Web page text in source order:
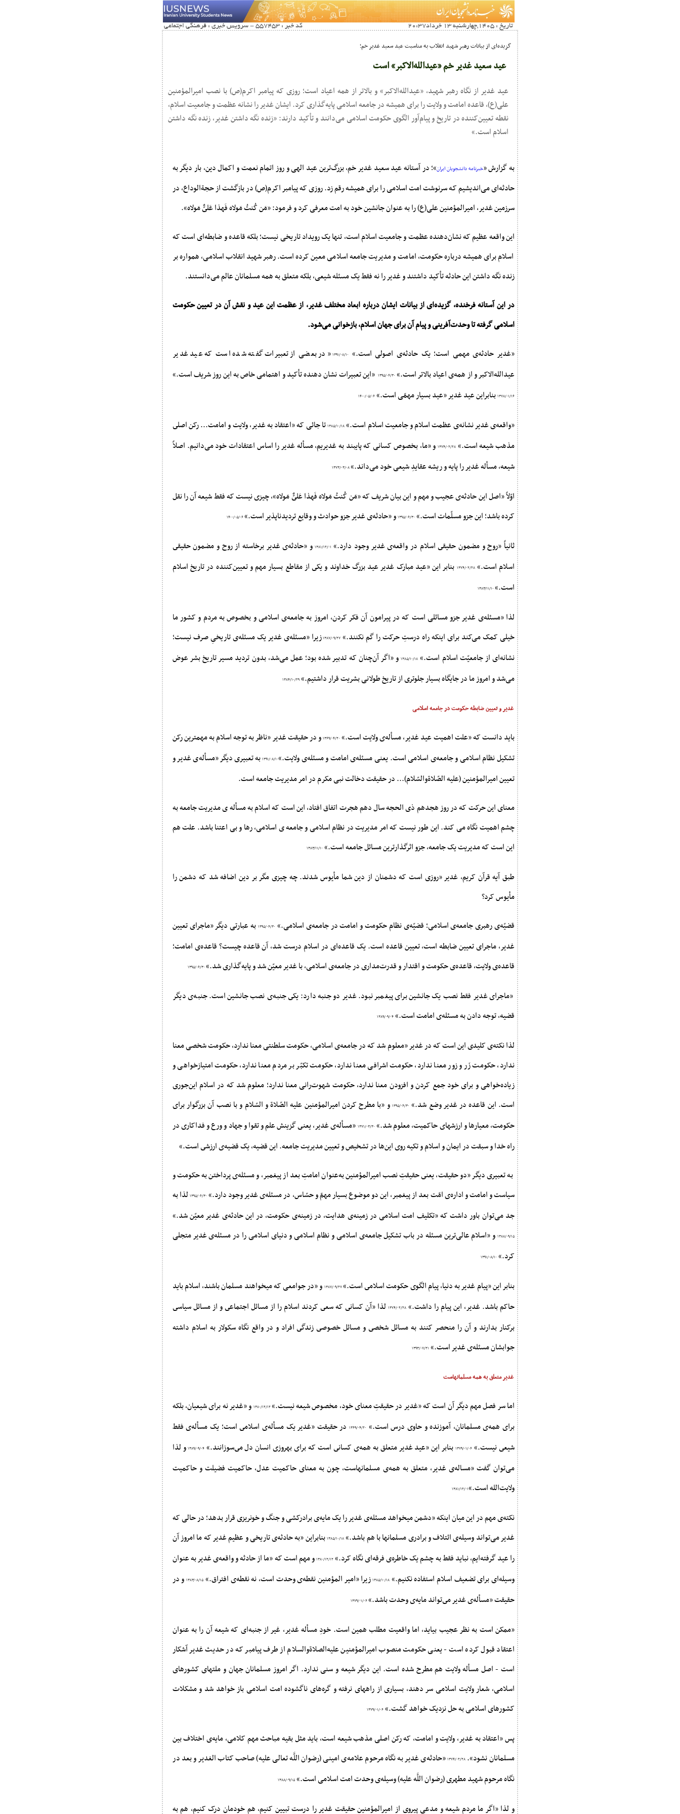
تاریخ : 1405,چهارشنبه 13 خرداد20:37 کد خبر : 557453 - سرویس خبری : فرهنگی اجتماعی
گزیده‌ای از بیانات رهبر شهید انقلاب به مناسبت عید سعید غدیر خم؛
عید سعید غدیر خم «عیدالله‌الاکبر» است
عید غدیر از نگاه رهبر شهید، «عیدالله‌الاکبر» و بالاتر از همه اعیاد است؛ روزی که پیامبر اکرم(ص) با نصب امیرالمؤمنین
علی(ع)، قاعده امامت و ولایت را برای همیشه در جامعه اسلامی پایه‌گذاری کرد. ایشان غدیر را نشانه عظمت و جامعیت اسلام،
نقطه تعیین‌کننده در تاریخ و پیام‌آور الگوی حکومت اسلامی می‌دانند و تأکید دارند: «زنده نگه داشتن غدیر، زنده نگه داشتن
اسلام است.»
به گزارش «خبرنامه دانشجویان ایران»؛ در آستانه عید سعید غدیر خم، بزرگ‌ترین عید الهی و روز اتمام نعمت و اکمال دین، بار دیگر به
حادثه‌ای می‌اندیشیم که سرنوشت امت اسلامی را برای همیشه رقم زد. روزی که پیامبر اکرم(ص) در بازگشت از حجةالوداع، در
سرزمین غدیر، امیرالمؤمنین علی(ع) را به عنوان جانشین خود به امت معرفی کرد و فرمود: «مَن کُنتُ مَولاه فَهذا عَلىٌّ مَولاه».
این واقعه عظیم که نشان‌دهنده عظمت و جامعیت اسلام است، تنها یک رویداد تاریخی نیست؛ بلکه قاعده و ضابطه‌ای است که
اسلام برای همیشه درباره حکومت، امامت و مدیریت جامعه اسلامی معین کرده است. رهبر شهید انقلاب اسلامی، همواره بر
زنده نگه داشتن این حادثه تأکید داشتند و غدیر را نه فقط یک مسئله شیعی، بلکه متعلق به همه مسلمانان عالم می‌دانستند.
در این آستانه فرخنده، گزیده‌ای از بیانات ایشان درباره ابعاد مختلف غدیر، از عظمت این عید و نقش آن در تعیین حکومت
اسلامی گرفته تا وحدت‌آفرینی و پیام آن برای جهان اسلام، بازخوانی می‌شود.
«غدیر حادثه‌ی مهمی است؛ یک حادثه‌ی اصولی است.» ۱۳۹۱/۰۸/۱۰«در بعضی از تعبیرات گفته شده است که عید غدیر
عیدالله‌الاکبر و از همه‌ی اعیاد بالاتر است.»
«این تعبیرات نشان دهنده تأکید و اهتمامی خاص به این روز شریف است.»
۱۳۷۸/۰۱/۱۶ بنابراین عید غدیر «عید بسیار مهمّی است.» ۱۴۰۰/۰۵/۰۶
«واقعه‌ی غدیر نشانه‌ی عظمت اسلام و جامعیت اسلام است.» ۱۳۸۵/۱۰/۱۸تا جائی که «اعتقاد به غدیر، ولایت و امامت... رکن اصلى
مذهب شیعه است.»۱۳۷۴/۰۲/۲۸ و «ما، بخصوص کسانی که پایبند به غدیریم، مسأله غدیر را اساس اعتقادات خود می‌دانیم. اصلاً
شیعه، مسأله غدیر را پایه و ریشه عقایدِ شیعی خود می‌داند.»
اوّلاً «اصل این حادثه‌ى عجیب و مهم و این بیان شریف که «مَن کُنتُ مَولاه فَهذا عَلىٌّ مَولاه»، چیزى نیست که فقط شیعه آن را نقل
کرده باشد؛ این جزو مسلّمات است.» ۱۳۹۵/۰۶/۳۰ و «حادثه‌ی غدیر جزو حوادث و وقایع تردید‌ناپذیر است.»
ثانیاً «روح و مضمون حقیقى اسلام در واقعه‌ى غدیر وجود دارد.» ۱۳۸۱/۱۲/۰۱ و «حادثه‌ى غدیر برخاسته از روح و مضمون حقیقى
اسلام است.»۱۳۷۴/۰۲/۲۸ بنابر این «عید مبارک غدیر عید بزرگ خداوند و یکى از مقاطع بسیار مهم و تعیین‌کننده در تاریخ اسلام
است.»
لذا «مسئله‌‌ی غدیر جزو مسائلی است که در پیرامون آن فکر کردن، امروز به جامعه‌ی اسلامی و بخصوص به مردم و کشور ما
خیلی کمک می‌کند برای اینکه راه درستِ حرکت را گم نکنند.» ۱۳۸۷/۰۹/۲۷ زیرا «مسئله‌ی غدیر یک مسئله‌ی تاریخیِ صرف نیست؛
نشانه‌ای از جامعیّت اسلام است.» ۱۳۸۵/۱۰/۱۸و «اگر آن‌چنان که تدبیر شده بود؛ عمل می‌شد، بدون تردید مسیر تاریخ بشر عوض
می‌شد و امروز ما در جایگاه بسیار جلوتری از تاریخ طولانی بشریت قرار داشتیم.» ۱۳۸۴/۱۰/۲۹
غدیر و تعیین ضابطه حکومت در جامعه اسلامی
باید دانست که «علت اهمیت عید غدیر، مسأله‌ى ولایت است.» ۱۳۶۹/۰۴/۲۰ و در حقیقت غدیر «ناظر به توجه اسلام به مهمترین رکن
تشکیل نظام اسلامی و جامعه‌ی اسلامی است. یعنی مسئله‌ی امامت و مسئله‌ی ولایت.»۱۳۹۱/۰۸/۱۰به تعبیری دیگر «مسأله‌ی غدیر و
تعیین امیرالمؤمنین (علیه الصّلاةوالسّلام)... در حقیقت دخالت نبی مکرم در امر مدیریت جامعه است.
معنای این حرکت که در روز هجدهم ذی الحجه سال دهم هجرت اتفاق افتاد، این است که اسلام به مسأله ی مدیریت جامعه به
چشم اهمیت نگاه می کند. این طور نیست که امر مدیریت در نظام اسلامی و جامعه ی اسلامی، رها و بی اعتنا باشد. علت هم
این است که مدیریت یک جامعه، جزو اثرگذارترین مسائل جامعه است.» ۱۳۸۳/۱۱/۱۰
طبق آیه قرآن کریم، غدیر «روزی است که دشمنان از دین شما مأیوس شدند. چه چیزی مگر بر دین اضافه شد که دشمن را
مأیوس کرد؟
قضیّه‌ی رهبری جامعه‌ی اسلامی؛ قضیّه‌ی نظام حکومت و امامت در جامعه‌ی اسلامی.» ۱۳۹۵/۰۶/۳۰ به عبارتی دیگر «ماجرای تعیین
غدیر، ماجرای تعیین ضابطه است، تعیین قاعده است. یک قاعده‌ای در اسلام درست شد، آن قاعده چیست؟ قاعده‌ی امامت؛
قاعده‌ی ولایت، قاعده‌ی حکومت و اقتدار و قدرت‌مداری در جامعه‌ی اسلامی، با غدیر معیّن شد و پایه‌گذاری شد.»
«ماجراى غدیر فقط نصب یک جانشین براى پیغمبر نبود. غدیر دو جنبه دارد: یکى جنبه‌ى نصب جانشین است. جنبه‌ى دیگر
قضیه، توجه دادن به مسئله‌ى امامت است.» ۱۳۸۹/۰۹/۰۴
لذا نکته‌ی کلیدی این است که در غدیر «معلوم شد که در جامعه‌ی اسلامی، حکومت سلطنتی معنا ندارد، حکومت شخصی معنا
ندارد، حکومت زَر و زور معنا ندارد، حکومت اشرافی معنا ندارد، حکومت تکبّر بر مردم معنا ندارد، حکومت امتیازخواهی و
زیاده‌خواهی و برای خود جمع کردن و افزودن معنا ندارد، حکومت شهوت‌رانی معنا ندارد؛ معلوم شد که در اسلام این‌جوری
است. این قاعده در غدیر وضع شد.» ۱۳۹۵/۰۶/۳۰و «با مطرح کردن امیرالمؤمنین علیه الصّلاة و السّلام و با نصب آن بزرگوار براى
حکومت، معیارها و ارزشهاى حاکمیت، معلوم شد.» ۱۳۷۱/۰۳/۳۰ «مسأله‌ى غدیر، یعنى گزینش علم و تقوا و جهاد و ورع و فداکارى در
راه خدا و سبقت در ایمان و اسلام و تکیه روى این‌ها در تشخیص و تعیین مدیریت جامعه. این قضیه، یک قضیه‌ى ارزشى است.»
به تعبیری دیگر «دو حقیقت، یعنى حقیقتِ نصب امیرالمؤمنین به‌عنوان امامتِ بعد از پیغمبر، و مسئله‌ى پرداختن به حکومت و
سیاست و امامت و اداره‌ى امّت بعد از پیغمبر، این دو موضوع بسیار مهمّ و حسّاس، در مسئله‌ى غدیر وجود دارد.» ۱۳۹۵/۰۶/۳۰لذا به
جد می‌توان باور داشت که «تکلیف امت اسلامی در زمینه‌ی هدایت، در زمینه‌ی حکومت، در این حادثه‌ی غدیر معیّن شد.»
۱۳۸۸/۰۹/۱۵ و «اسلام عالی‌ترین مسئله در باب تشکیل جامعه‌ی اسلامی و نظام اسلامی و دنیای اسلامی را در مسئله‌ی غدیر متجلی
کرد.» ۱۳۹۱/۰۸/۱۰
بنابر این «پیام غدیر به دنیا، پیام الگوى حکومت اسلامى است.»۱۳۸۷/۰۹/۲۷
و «در جوامعی که میخواهند مسلمان باشند، اسلام باید
حاکم باشد. غدیر، این پیام را داشت.»۱۳۷۴/۰۲/۲۸ لذا «آن کسانى که سعى کردند اسلام را از مسائل اجتماعى و از مسائل سیاسى
برکنار بدارند و آن را منحصر کنند به مسائل شخصى و مسائل خصوصى زندگى افراد و در واقع نگاه سکولار به اسلام داشته
جوابشان مسئله‌ى غدیر است.» ۱۳۹۳/۰۷/۲۱
غدیر متعلق به همه مسلمانهاست
اما سر فصل مهم دیگر آن است که «غدیر در حقیقتِ معناى خود، مخصوص شیعه نیست.»۱۳۸۰/۱۲/۱۲
و «غدیر نه براى شیعیان، بلکه
براى همه‌ى مسلمانان، آموزنده و حاوى درس است.» ۱۳۶۹/۰۴/۲۰در حقیقت «غدیر یک مسأله‌ى اسلامى است؛ یک مسأله‌ى فقط
شیعى نیست.» ۱۳۷۹/۰۱/۰۶بنابر این «عید غدیر متعلق به همه‌ى کسانى است که براى بهروزى انسان دل مى‌سوزانند.»۱۳۸۹/۰۹/۰۴ و لذا
می‌توان گفت «مساله‌ی غدیر، متعلق به همه‌ی مسلمانهاست، چون به معنای حاکمیت عدل، حاکمیت فضیلت و حاکمیت
ولایت‌الله است.»۱۳۸۱/۱۲/۰۱
نکته‌ی مهم در این میان اینکه «دشمن میخواهد مسئله‌ی غدیر را یک مایه‌ی برادرکشی و جنگ و خونریزی قرار بدهد؛ در حالی که
غدیر می‌تواند وسیله‌ی ائتلاف و برادری مسلمانها با هم باشد.» ۱۳۸۵/۱۰/۱۸بنابراین «به حادثه‌ی تاریخی و عظیم غدیر که ما امروز آن
را عید گرفته‌ایم، نباید فقط به چشم یک خاطره‌ی فرقه‌ای نگاه کرد.»‌‌۱۳۸۰/۱۲/۱۲ و مهم است که «ما از حادثه و واقعه‌ی غدیر به عنوان
وسیله‌ای برای تضعیف اسلام استفاده نکنیم.»۱۳۸۵/۱۰/۱۸ زیرا «امیر المؤمنین نقطه‌ى وحدت است، نه نقطه‌ى افتراق.» ۱۳۸۳/۰۸/۱۵و در
حقیقت «مسأله‌ى غدیر مى‌تواند مایه‌ى وحدت باشد.»
«ممکن است به نظر عجیب بیاید، اما واقعیت مطلب همین است. خودِ مسأله غدیر، غیر از جنبه‌ای که شیعه آن را به عنوان
اعتقاد قبول کرده است - یعنی حکومت منصوب امیرالمؤمنین علیه‌الصلاةوالسلام از طرف پیامبر که در حدیث غدیر آشکار
است - اصل مسأله ولایت هم مطرح شده است. این دیگر شیعه و سنی ندارد. اگر امروز مسلمانان جهان و ملتهای کشورهای
اسلامی، شعار ولایت اسلامی سر دهند، بسیاری از راههای نرفته و گره‌های ناگشوده امت اسلامی باز خواهد شد و مشکلات
کشورهای اسلامی به حل نزدیک خواهد گشت.» ۱۳۷۹/۰۱/۰۶
پس «اعتقاد به غدیر، ولایت و امامت، که رکن اصلی مذهب شیعه است، باید مثل بقیه مباحث مهم کلامی، مایه‌ی اختلاف بین
مسلمانان نشود».۱۳۷۴/۰۲/۲۸ «حادثه‌ی غدیر به نگاه مرحوم علامه‌ی امینی (رضوان اللَّه تعالی علیه) صاحب کتاب الغدیر و بعد در
نگاه مرحوم شهید مطهری (رضوان اللَّه علیه) وسیله‌ی وحدت امت اسلامی است.» ۱۳۸۸/۰۹/۱۵
و لذا «اگر ما مردم شیعه و مدعی پیروی از امیرالمؤمنین حقیقت غدیر را درست تبیین کنیم، هم خودمان درک کنیم، هم به